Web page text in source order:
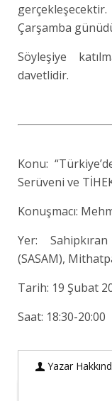
Çarşamba
Söyleşiye
davetlidir.
Konu:
Serüveni ve
Konuşmacı:
Yer:
(SASAM),
Tarih: 19 Şubat
Saat: 18:30-20:00
Yazar